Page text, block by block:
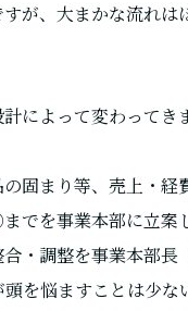
が、大まかな流れは
によって変わってき
固まり等、売上・
を事業本部に立案
・調整を事業本部
を悩ますことは少